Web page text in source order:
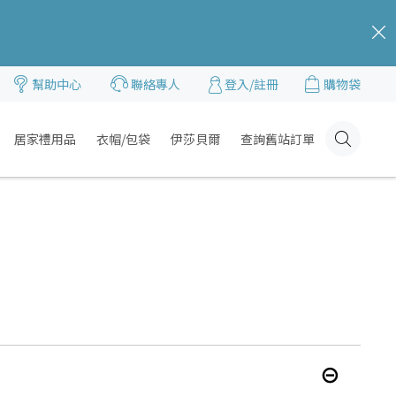
購物袋
登入/註冊
幫助中心 聯絡專人
居家禮用品 衣帽/包袋 伊莎貝爾
查詢舊站訂單
Here